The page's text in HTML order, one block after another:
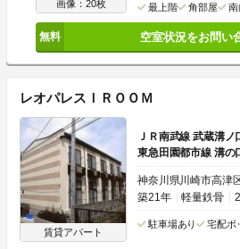
画像：20枚 最上階 角部屋 南
空室状況をお問い
レオパレスＩＲＯＯＭ
賃貸アパート
ＪＲ南武線 武蔵溝ノ
東急田園都市線 溝の
神奈川県川崎市高津
築21年
軽量鉄骨
駐車場あり 宅配ボ